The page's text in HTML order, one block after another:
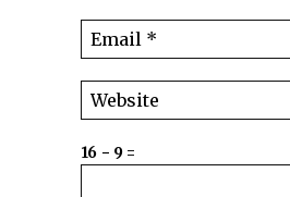
16 − 9 =